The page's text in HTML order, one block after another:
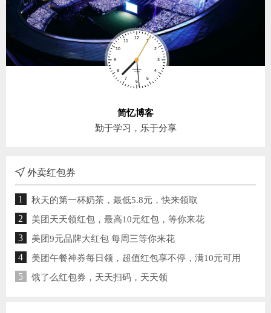
简忆博客
勤于学习，乐于分享
外卖红包券
1
秋天的第一杯奶茶，最低5.8元，快来领取
2
美团天天领红包，最高10元红包，等你来花
3
美团9元品牌大红包 每周三等你来花
4
美团午餐神券每日领，超值红包享不停，满10元可用
5
饿了么红包券，天天扫码，天天领